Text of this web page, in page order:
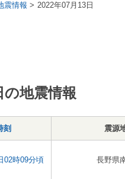
震情報 2022年07月13日
の地震情報
刻 震源
02時09分頃 長野県